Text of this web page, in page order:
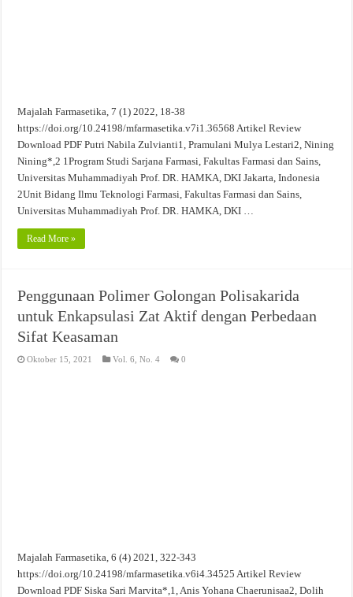
Majalah Farmasetika, 7 (1) 2022, 18-38
https://doi.org/10.24198/mfarmasetika.v7i1.36568 Artikel Review
Download PDF Putri Nabila Zulvianti1, Pramulani Mulya Lestari2, Nining
Nining*,2 1Program Studi Sarjana Farmasi, Fakultas Farmasi dan Sains,
Universitas Muhammadiyah Prof. DR. HAMKA, DKI Jakarta, Indonesia
2Unit Bidang Ilmu Teknologi Farmasi, Fakultas Farmasi dan Sains,
Universitas Muhammadiyah Prof. DR. HAMKA, DKI …
Read More »
Penggunaan Polimer Golongan Polisakarida
untuk Enkapsulasi Zat Aktif dengan Perbedaan
Sifat Keasaman
Oktober 15, 2021 Vol. 6, No. 4 0
Majalah Farmasetika, 6 (4) 2021, 322-343
https://doi.org/10.24198/mfarmasetika.v6i4.34525 Artikel Review
Download PDF Siska Sari Marvita*,1, Anis Yohana Chaerunisaa2, Dolih